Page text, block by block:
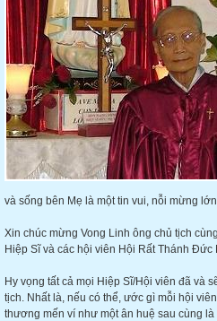
và sống bên Mẹ là một tin vui, nỗi mừng
Xin chúc mừng Vong Linh ông chủ tịch
Hiệp Sĩ và các hội viên Hội Rất Thánh Đức
Hy vọng tất cả mọi Hiệp Sĩ/Hội viên đã và
tịch. Nhất là, nếu có thể, ước gì mỗi hội
thương mến ví như một ân huệ sau cùng